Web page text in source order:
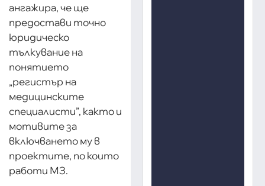
ангажира, че ще
предостави точно
юридическо
тълкувание на
понятието
„регистър на
медицинските
специалисти”, както и
мотивите за
включването му в
проектите, по които
работи МЗ.